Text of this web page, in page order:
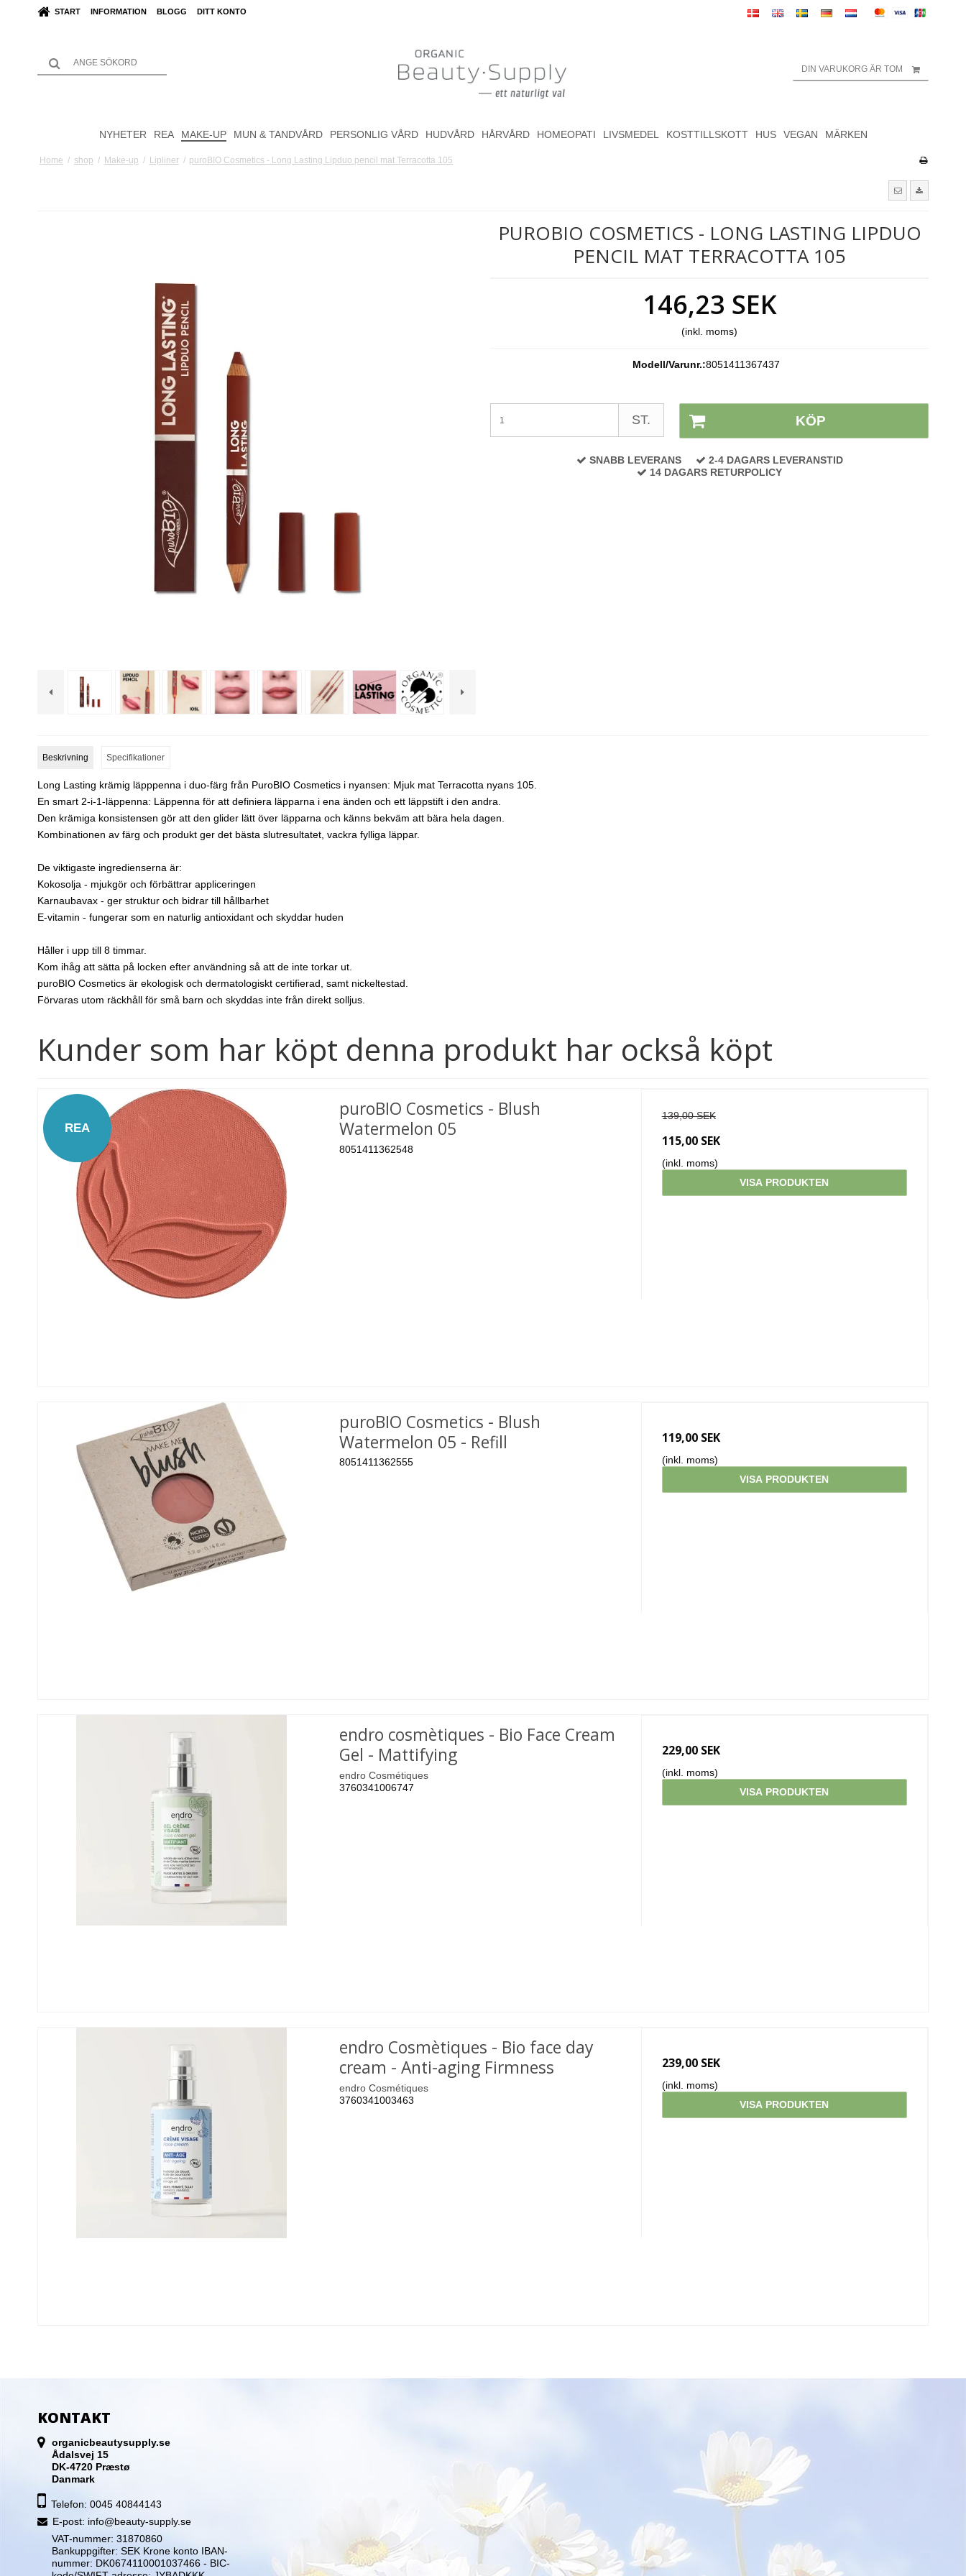
START INFORMATION BLOGG DITT KONTO
DIN VARUKORG ÄR TOM
NYHETER REA MAKE-UP MUN & TANDVÅRD PERSONLIG VÅRD HUDVÅRD HÅRVÅRD HOMEOPATI LIVSMEDEL KOSTTILLSKOTT HUS VEGAN MÄRKEN
Home / shop / Make-up / Lipliner / puroBIO Cosmetics - Long Lasting Lipduo pencil mat Terracotta 105
PUROBIO COSMETICS - LONG LASTING LIPDUO
PENCIL MAT TERRACOTTA 105
146,23 SEK
(inkl. moms)
Modell/Varunr.:8051411367437
ST. KÖP
SNABB LEVERANS
2-4 DAGARS LEVERANSTID
14 DAGARS RETURPOLICY
Beskrivning Specifikationer
Long Lasting krämig läpppenna i duo-färg från PuroBIO Cosmetics i nyansen: Mjuk mat Terracotta nyans 105.
En smart 2-i-1-läppenna: Läppenna för att definiera läpparna i ena änden och ett läppstift i den andra.
Den krämiga konsistensen gör att den glider lätt över läpparna och känns bekväm att bära hela dagen.
Kombinationen av färg och produkt ger det bästa slutresultatet, vackra fylliga läppar.
De viktigaste ingredienserna är:
Kokosolja - mjukgör och förbättrar appliceringen
Karnaubavax - ger struktur och bidrar till hållbarhet
E-vitamin - fungerar som en naturlig antioxidant och skyddar huden
Håller i upp till 8 timmar.
Kom ihåg att sätta på locken efter användning så att de inte torkar ut.
puroBIO Cosmetics är ekologisk och dermatologiskt certifierad, samt nickeltestad.
Förvaras utom räckhåll för små barn och skyddas inte från direkt solljus.
Kunder som har köpt denna produkt har också köpt
REA
puroBIO Cosmetics - Blush
Watermelon 05
8051411362548
139,00 SEK
115,00 SEK
(inkl. moms)
VISA PRODUKTEN
puroBIO Cosmetics - Blush
Watermelon 05 - Refill
8051411362555
119,00 SEK
(inkl. moms)
VISA PRODUKTEN
endro cosmètiques - Bio Face Cream
Gel - Mattifying
endro Cosmétiques
3760341006747
229,00 SEK
(inkl. moms)
VISA PRODUKTEN
endro Cosmètiques - Bio face day
cream - Anti-aging Firmness
endro Cosmétiques
3760341003463
239,00 SEK
(inkl. moms)
VISA PRODUKTEN
KONTAKT
organicbeautysupply.se
Ådalsvej 15
DK-4720 Præstø
Danmark
Telefon: 0045 40844143
E-post: info@beauty-supply.se
VAT-nummer: 31870860
Bankuppgifter: SEK Krone konto IBAN-
nummer: DK0674110001037466 - BIC-